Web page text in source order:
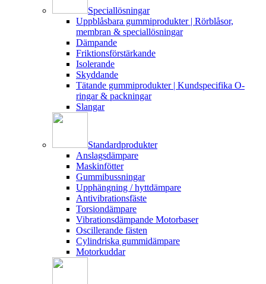
Speciallösningar
Uppblåsbara gummiprodukter | Rörblåsor,
membran & speciallösningar
Dämpande
Friktionsförstärkande
Isolerande
Skyddande
Tätande gummiprodukter | Kundspecifika O-
ringar & packningar
Slangar
Standardprodukter
Anslagsdämpare
Maskinfötter
Gummibussningar
Upphängning / hyttdämpare
Antivibrationsfäste
Torsiondämpare
Vibrationsdämpande Motorbaser
Oscillerande fästen
Cylindriska gummidämpare
Motorkuddar